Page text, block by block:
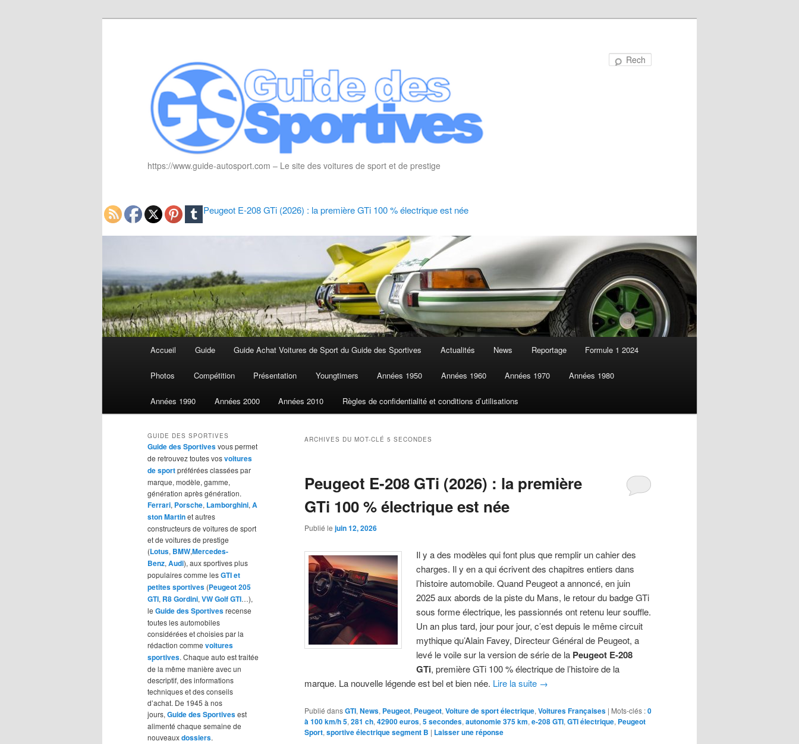
https://www.guide-autosport.com – Le site des voitures de sport et de prestige
Peugeot E-208 GTi (2026) : la première GTi 100 % électrique est née
Aller
au
principal
Aller
au
secondaire
Accueil Guide Guide Achat Voitures de Sport du Guide des Sportives Actualités News Reportage Formule 1 2024
Photos Compétition Présentation Youngtimers Années 1950 Années 1960 Années 1970 Années 1980
Années 1990 Années 2000 Années 2010 Règles de confidentialité et conditions d’utilisations
ARCHIVES DU MOT-CLÉ 5 SECONDES
Peugeot E-208 GTi (2026) : la première
GTi 100 % électrique est née
Publié le juin 12, 2026
Il y a des modèles qui font plus que remplir un cahier des
charges. Il y en a qui écrivent des chapitres entiers dans
l’histoire automobile. Quand Peugeot a annoncé, en juin
2025 aux abords de la piste du Mans, le retour du badge GTi
sous forme électrique, les passionnés ont retenu leur souffle.
Un an plus tard, jour pour jour, c’est depuis le même circuit
mythique qu’Alain Favey, Directeur Général de Peugeot, a
levé le voile sur la version de série de la Peugeot E-208
GTi, première GTi 100 % électrique de l’histoire de la
marque. La nouvelle légende est bel et bien née. Lire la suite →
Publié dansGTI, News, Peugeot, Peugeot, Voiture de sport électrique, Voitures Françaises | Mots-clés :0
à 100 km/h 5, 281 ch, 42900 euros, 5 secondes, autonomie 375 km, e-208 GTI, GTI électrique, Peugeot
Sport, sportive électrique segment B | Laisser une réponse
GUIDE DES SPORTIVES
Guide des Sportivesvous permet
de retrouvez toutes vosvoitures
de sportpréférées classées par
marque, modèle, gamme,
génération après génération.
Ferrari, Porsche, Lamborghini, A
ston Martinet autres
constructeurs de voitures de sport
et de voitures de prestige
(Lotus, BMW,Mercedes-
Benz, Audi), aux sportives plus
populaires comme lesGTI et
petites sportives (Peugeot 205
GTI, R8 Gordini, VW Golf GTI…),
le Guide des Sportivesrecense
toutes les automobiles
considérées et choisies par la
rédaction comme voitures
sportives. Chaque auto est traitée
de la même manière avec un
descriptif, des informations
techniques et des conseils
d’achat. De 1945 à nos
jours, Guide des Sportivesest
alimenté chaque semaine de
nouveauxdossiers.